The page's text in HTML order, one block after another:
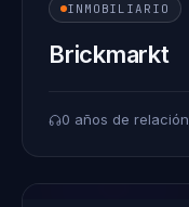
INMOBILIARIO
Brickmarkt
0 años de relación